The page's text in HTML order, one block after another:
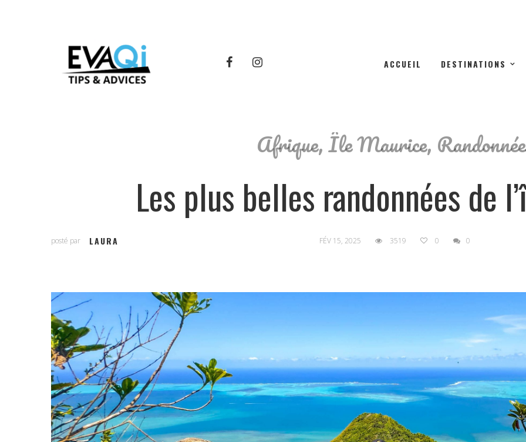
ACCUEIL DESTINATIONS
Afrique,Île Maurice,
Les plus belles randonnées de
posté par LAURA FÉV 15, 2025 3519 0 0